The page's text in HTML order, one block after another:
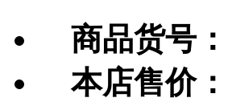
商品货号：
本店售价：